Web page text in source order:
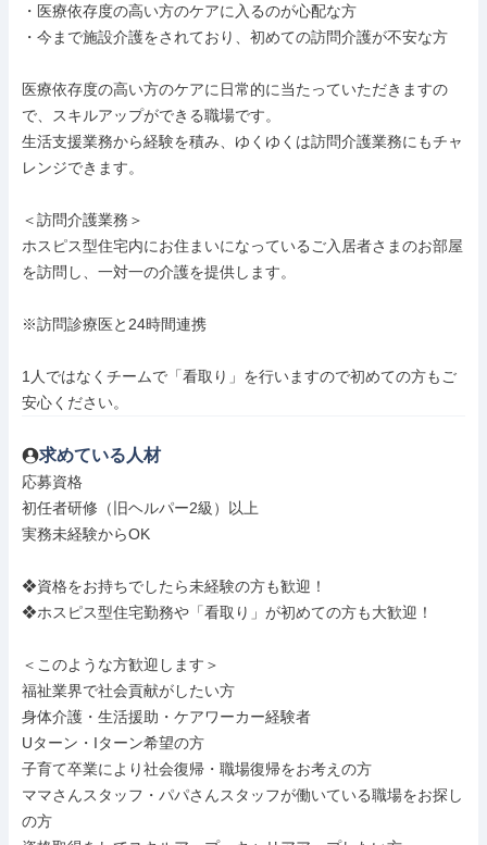
・医療依存度の高い方のケアに入るのが心配な方
・今まで施設介護をされており、初めての訪問介護が不安な方
医療依存度の高い方のケアに日常的に当たっていただきますの
で、スキルアップができる職場です。
生活支援業務から経験を積み、ゆくゆくは訪問介護業務にもチャ
レンジできます。
＜訪問介護業務＞
ホスピス型住宅内にお住まいになっているご入居者さまのお部屋
を訪問し、一対一の介護を提供します。
※訪問診療医と24時間連携
1人ではなくチームで「看取り」を行いますので初めての方もご
安心ください。
求めている人材
応募資格
初任者研修（旧ヘルパー2級）以上
実務未経験からOK
❖資格をお持ちでしたら未経験の方も歓迎！
❖ホスピス型住宅勤務や「看取り」が初めての方も大歓迎！
＜このような方歓迎します＞
福祉業界で社会貢献がしたい方
身体介護・生活援助・ケアワーカー経験者
Uターン・Iターン希望の方
子育て卒業により社会復帰・職場復帰をお考えの方
ママさんスタッフ・パパさんスタッフが働いている職場をお探し
の方